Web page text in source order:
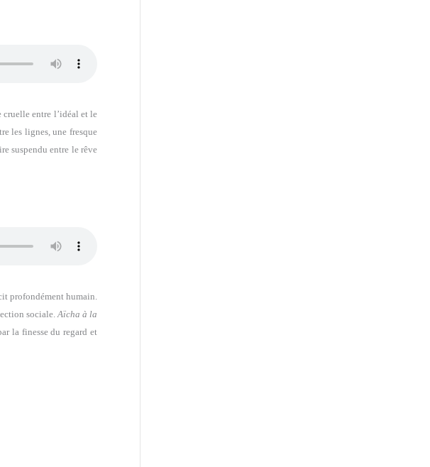
cruelle entre l’idéal et le
les lignes, une fresque
suspendu entre le rêve
profondément humain.
sociale.Aïcha à la
la finesse du regard et